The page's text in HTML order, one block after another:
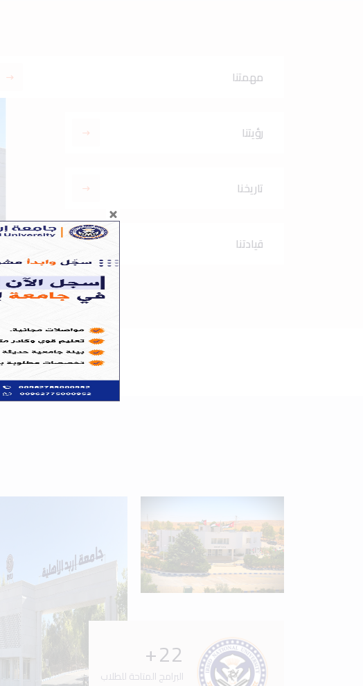
مهمتنا
رؤيتنا
تاريخنا
قيادتنا
34
+
البرامج المتاحة للطلاب